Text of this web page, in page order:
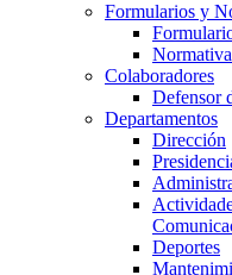
Formularios y
Colaboradores
Defensor
Departamentos
Dirección
Deportes